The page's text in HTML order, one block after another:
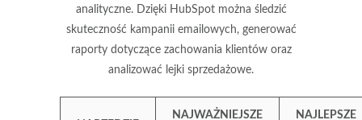
analityczne. Dzięki HubSpot można śledzić
skuteczność kampanii emailowych, generować
raporty dotyczące zachowania klientów oraz
analizować lejki sprzedażowe.
NAJWAŻNIEJSZE
NAJLEPSZE